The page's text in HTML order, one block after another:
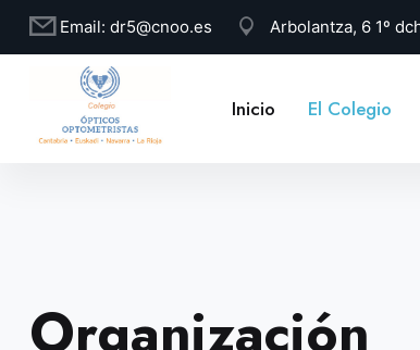
Email: dr5@cnoo.es Arbolantza, 6 1º
Inicio El Colegio
Organización